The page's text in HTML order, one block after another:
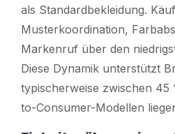
als Standardbekleidung.
Musterkoordination,
Markenruf über den
Diese Dynamik unterstützt
typischerweise zwischen
to-Consumer-Modellen